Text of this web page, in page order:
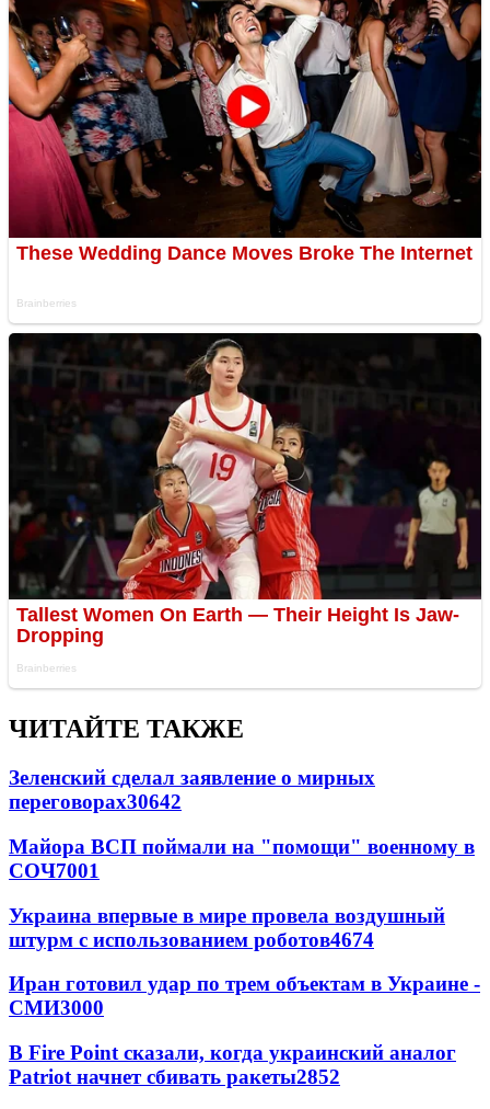
ЧИТАЙТЕ ТАКЖЕ
Зеленский сделал заявление о мирных
переговорах30642
Майора ВСП поймали на "помощи" военному в
СОЧ7001
Украина впервые в мире провела воздушный
штурм с использованием роботов4674
Иран готовил удар по трем объектам в Украине -
СМИ3000
В Fire Point сказали, когда украинский аналог
Patriot начнет сбивать ракеты2852